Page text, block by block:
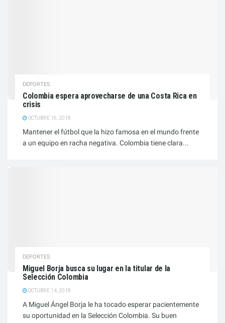
DEPORTES
Colombia espera aprovecharse de una Costa Rica en
crisis
OCTUBRE 16, 2018
Mantener el fútbol que la hizo famosa en el mundo frente
a un equipo en racha negativa. Colombia tiene clara...
DEPORTES
Miguel Borja busca su lugar en la titular de la
Selección Colombia
OCTUBRE 14, 2018
A Miguel Ángel Borja le ha tocado esperar pacientemente
su oportunidad en la Selección Colombia. Su buen